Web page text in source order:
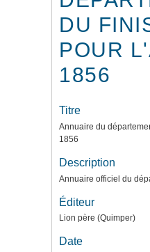
DU
POUR
1856
Titre
Annuaire du
1856
Description
Annuaire officiel du
Éditeur
Lion père (Quimper)
Date